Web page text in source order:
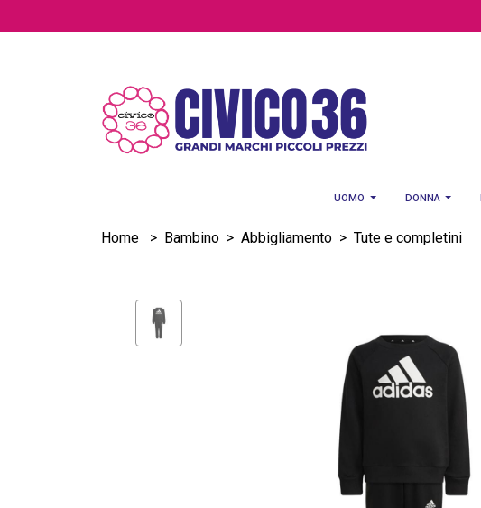
UOMO DONNA
Home > Bambino > Abbigliamento > Tute e completini